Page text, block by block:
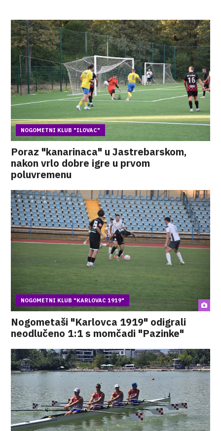
NOGOMETNI KLUB "ILOVAC"
Poraz "kanarinaca" u Jastrebarskom,
nakon vrlo dobre igre u prvom
poluvremenu
NOGOMETNI KLUB "KARLOVAC 1919"
Nogometaši "Karlovca 1919" odigrali
neodlučeno 1:1 s momčadi "Pazinke"